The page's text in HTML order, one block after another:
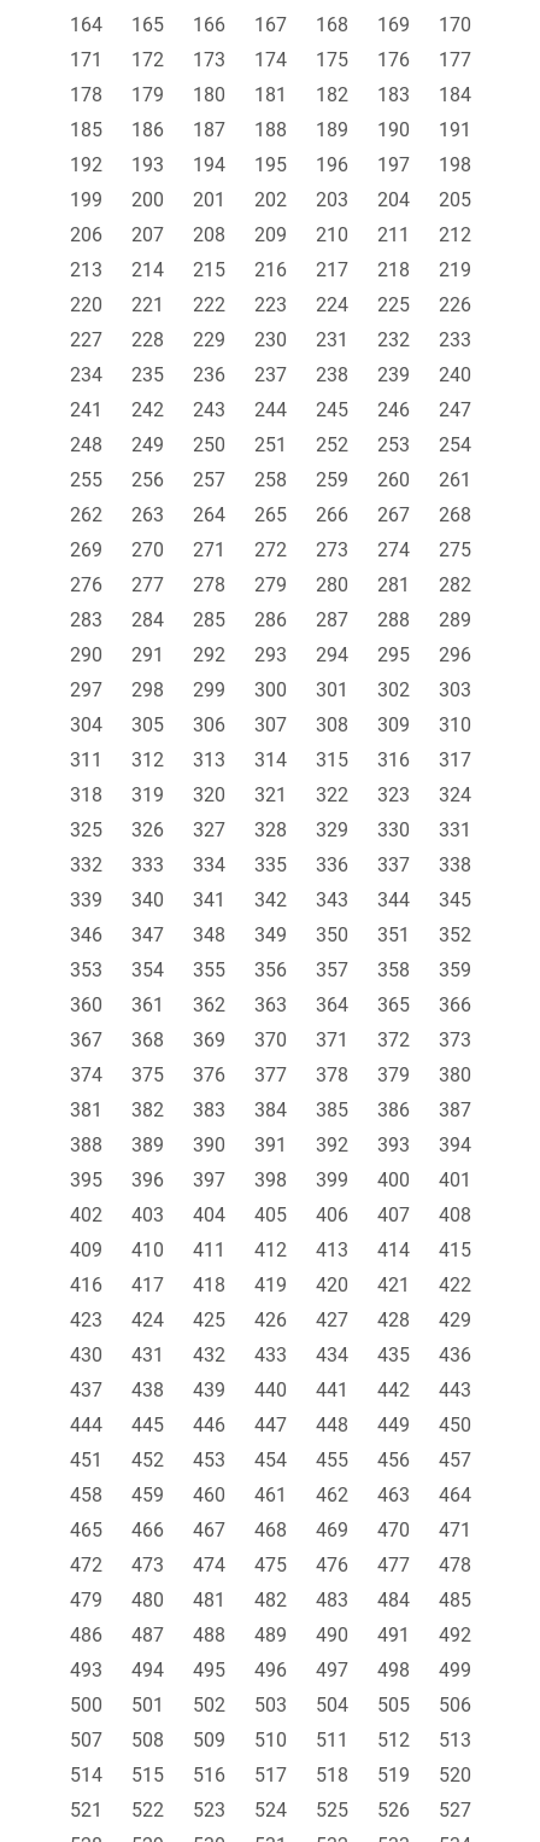
164
165 166 167 168 169
170
171
172 173 174 175 176
177
178
179 180 181 182 183
184
185
186 187 188 189 190
191
192
193 194 195 196 197
198
199
200 201 202 203 204
205
206
207 208 209 210 211
212
213
214 215 216 217 218
219
220
221 222 223 224 225
226
227
228 229 230 231 232
233
234
235 236 237 238 239
240
241
242 243 244 245 246
247
248
249 250 251 252 253
254
255
256 257 258 259 260
261
262
263 264 265 266 267
268
269
270 271 272 273 274
275
276
277 278 279 280 281
282
283
284 285 286 287 288
289
290
291 292 293 294 295
296
297
298 299 300 301 302
303
304
305 306 307 308 309
310
311
312 313 314 315 316
317
318
319 320 321 322 323
324
325
326 327 328 329 330
331
332
333 334 335 336 337
338
339
340 341 342 343 344
345
346
347 348 349 350 351
352
353
354 355 356 357 358
359
360
361 362 363 364 365
366
367
368 369 370 371 372
373
374
375 376 377 378 379
380
381
382 383 384 385 386
387
388
389 390 391 392 393
394
395
396 397 398 399 400
401
402
403 404 405 406 407
408
409
410 411 412 413 414
415
416
417 418 419 420 421
422
423
424 425 426 427 428
429
430
431 432 433 434 435
436
437
438 439 440 441 442
443
444
445 446 447 448 449
450
451
452 453 454 455 456
457
458
459 460 461 462 463
464
465
466 467 468 469 470
471
472
473 474 475 476 477
478
479
480 481 482 483 484
485
486
487 488 489 490 491
492
493
494 495 496 497 498
499
500
501 502 503 504 505
506
507
508 509 510 511 512
513
514
515 516 517 518 519
520
521
522 523 524 525 526
527